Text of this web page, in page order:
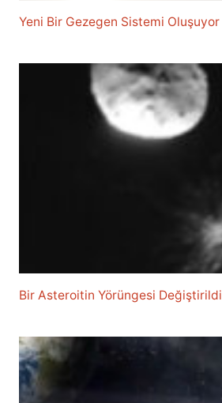
Yeni Bir Gezegen Sistemi Oluşuyor
Bir Asteroitin Yörüngesi Değiştirildi